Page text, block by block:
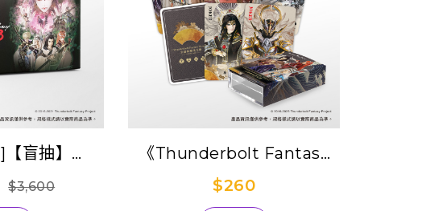
盲抽】
Fantasy
『TBF All
$3,600
《Thunderbolt Fantasy
Project》全劇典藏撲克牌
$260